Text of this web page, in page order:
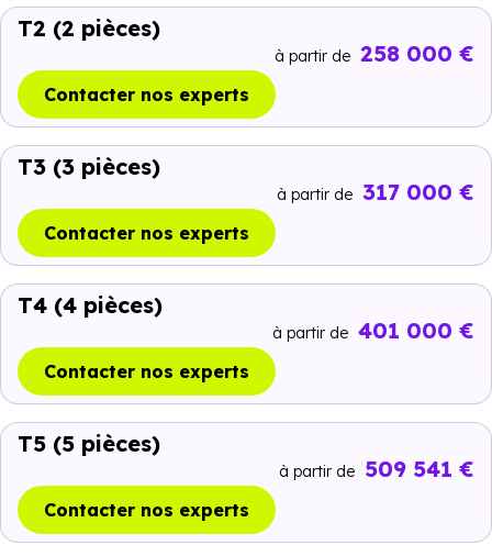
T2 (2 pièces)
à partir de 258 000 €
Contacter nos experts
T3 (3 pièces)
à partir de 317 000 €
Contacter nos experts
T4 (4 pièces)
à partir de 401 000 €
Contacter nos experts
T5 (5 pièces)
à partir de 509 541 €
Contacter nos experts